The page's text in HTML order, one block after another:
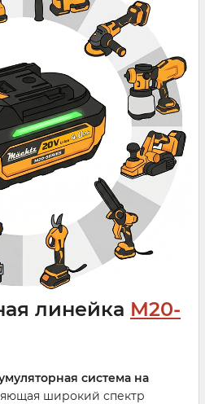
линейка M20-
система на
широкий спектр